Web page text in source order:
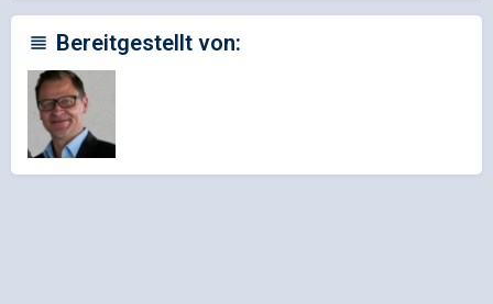
Bereitgestellt von: